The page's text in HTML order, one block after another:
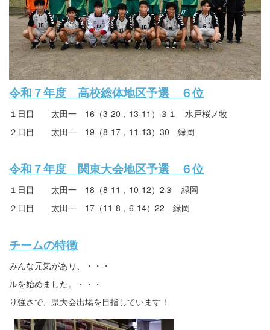
令和７年度 高校総体地区予選 ６位
１日目 太田一 16（3-20，13-11）３１ 水戸桜ノ牧
２日目 太田一 19（8-17，11-13）30 緑岡
令和７年度 関東大会地区予選 ６位
１日目 太田一 18（8-11，10-12）2３ 緑岡
２日目 太田一 17（11-8，6-14）22 緑岡
チームの特徴
みんな元気があり、・・・
ルを始めました。・・・
り強さで、県大会出場を目指しています！